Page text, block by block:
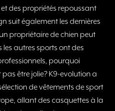
des propriétés repoussant
suit également les dernières
propriétaire de chien peut
les autres sports ont des
pourquoi
être jolie? K9-evolution a
de vêtements de sport
allant des casquettes à la